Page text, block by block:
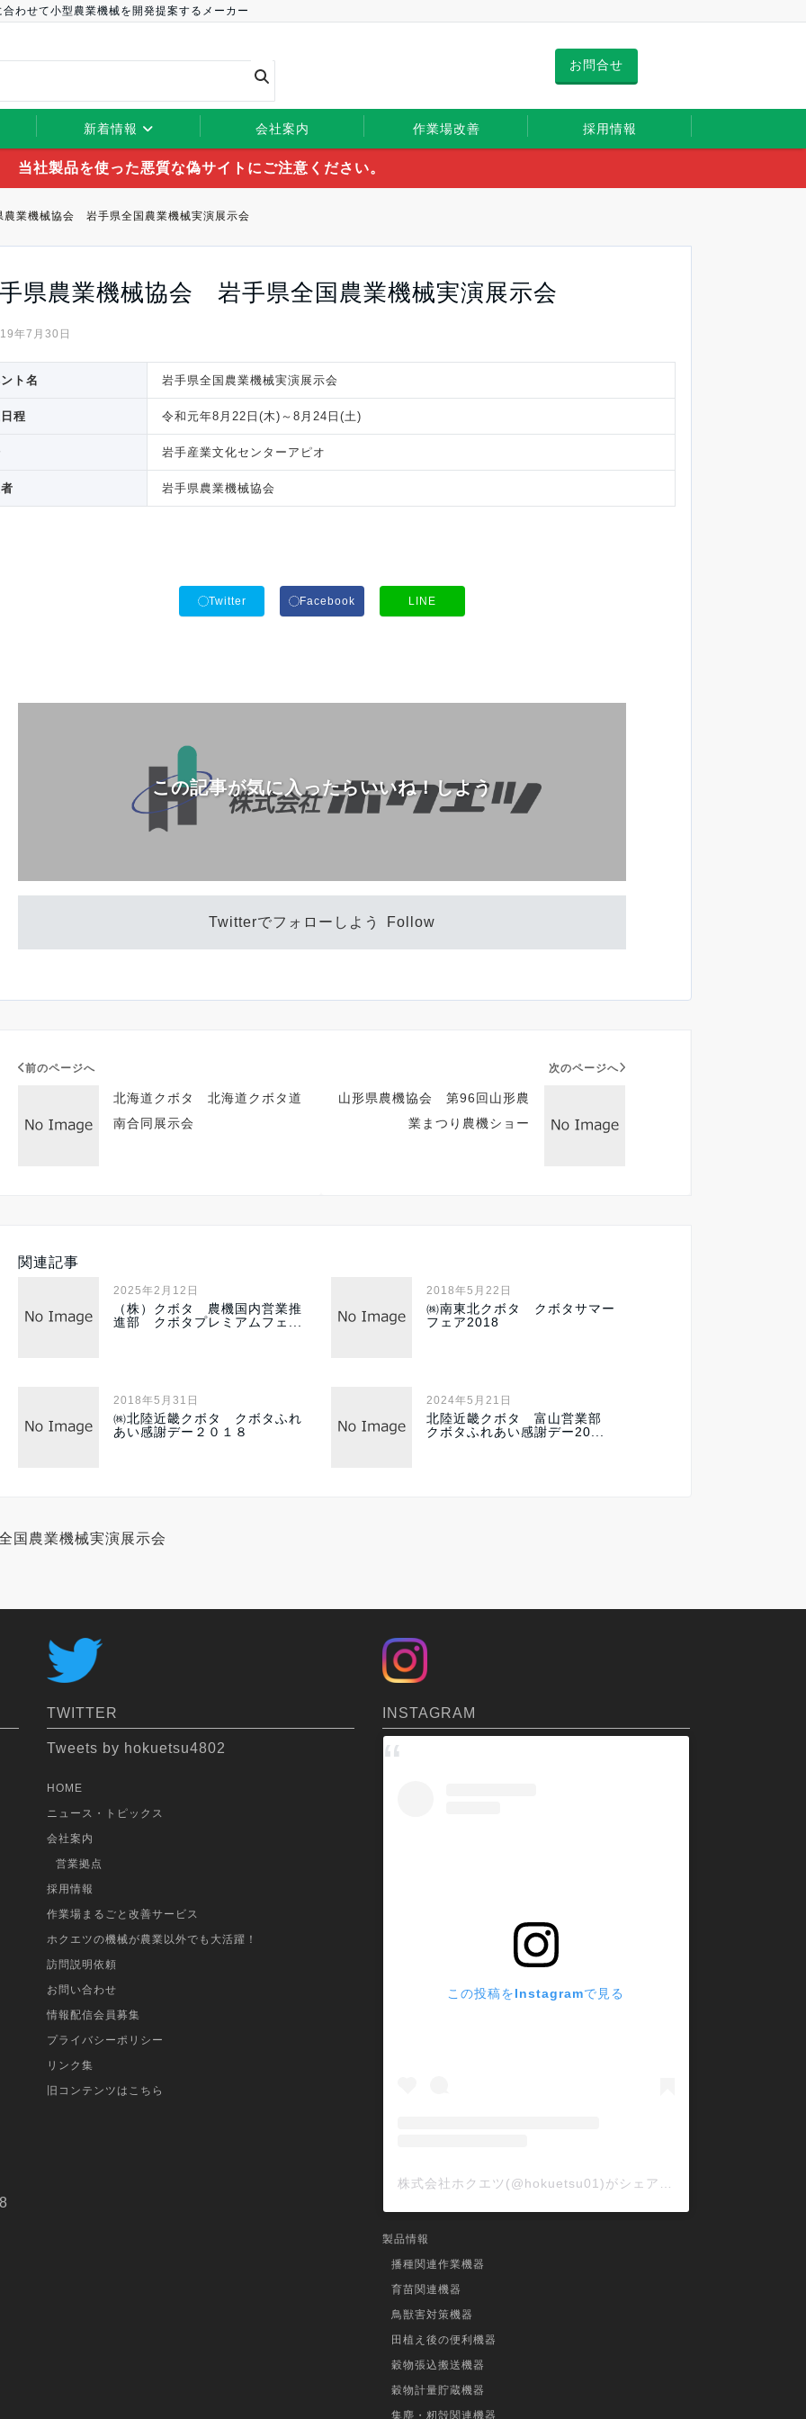
わせて小型農業機械を開発提案するメーカー
お問合せ
新着情報 会社案内 作業場改善 採用情報
当社製品を使った悪質な偽サイトにご注意ください。
農業機械協会 岩手県全国農業機械実演展示会
県農業機械協会 岩手県全国農業機械実演展示会
年7月30日
ト名 岩手県全国農業機械実演展示会
程 令和元年8月22日(木)～8月24日(土)
岩手産業文化センターアピオ
岩手県農業機械協会
Twitter Facebook LINE
この記事が気に入ったらいいね！しよう
Twitterでフォローしよう Follow
前のページへ
北海道クボタ 北海道クボタ道
南合同展示会
次のページへ
山形県農機協会 第96回山形農
業まつり農機ショー
関連記事
2025年2月12日
（株）クボタ 農機国内営業推
進部 クボタプレミアムフェ...
2018年5月22日
㈱南東北クボタ クボタサマー
フェア2018
2018年5月31日
㈱北陸近畿クボタ クボタふれ
あい感謝デー２０１８
2024年5月21日
北陸近畿クボタ 富山営業部
クボタふれあい感謝デー20...
国農業機械実演展示会
TWITTER
Tweets by hokuetsu4802
HOME
ニュース・トピックス
会社案内
営業拠点
採用情報
作業場まるごと改善サービス
ホクエツの機械が農業以外でも大活躍！
訪問説明依頼
お問い合わせ
情報配信会員募集
プライバシーポリシー
リンク集
旧コンテンツはこちら
INSTAGRAM
この投稿をInstagramで見る
株式会社ホクエツ(@hokuetsu01)がシェアした投稿
製品情報
播種関連作業機器
育苗関連機器
鳥獣害対策機器
田植え後の便利機器
穀物張込搬送機器
穀物計量貯蔵機器
集塵・籾殻関連機器